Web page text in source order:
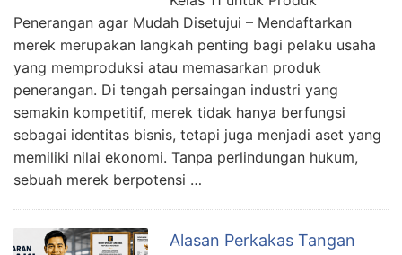
Penerangan agar Mudah Disetujui – Mendaftarkan
merek merupakan langkah penting bagi pelaku usaha
yang memproduksi atau memasarkan produk
penerangan. Di tengah persaingan industri yang
semakin kompetitif, merek tidak hanya berfungsi
sebagai identitas bisnis, tetapi juga menjadi aset yang
memiliki nilai ekonomi. Tanpa perlindungan hukum,
sebuah merek berpotensi …
Alasan Perkakas Tangan